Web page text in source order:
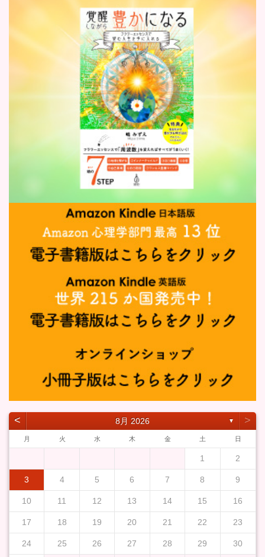
˂ 8月 2026 ▼ ˃
月 火 水 木 金 土 日
1 2
3 4 5 6 7 8 9
10 11 12 13 14 15 16
17 18 19 20 21 22 23
24 25 26 27 28 29 30